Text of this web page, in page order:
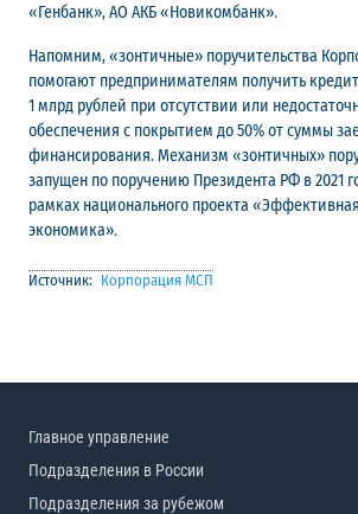
«Генбанк», АО АКБ «Новикомбанк».
Напомним, «зонтичные» поручительства
помогают предпринимателям получить
1 млрд рублей при отсутствии или
обеспечения с покрытием до 50% от суммы
финансирования. Механизм «зонтичных»
запущен по поручению Президента РФ в 2021
рамках национального проекта
экономика».
Источник: Корпорация МСП
Главное управление
Подразделения в России
Подразделения за рубежом